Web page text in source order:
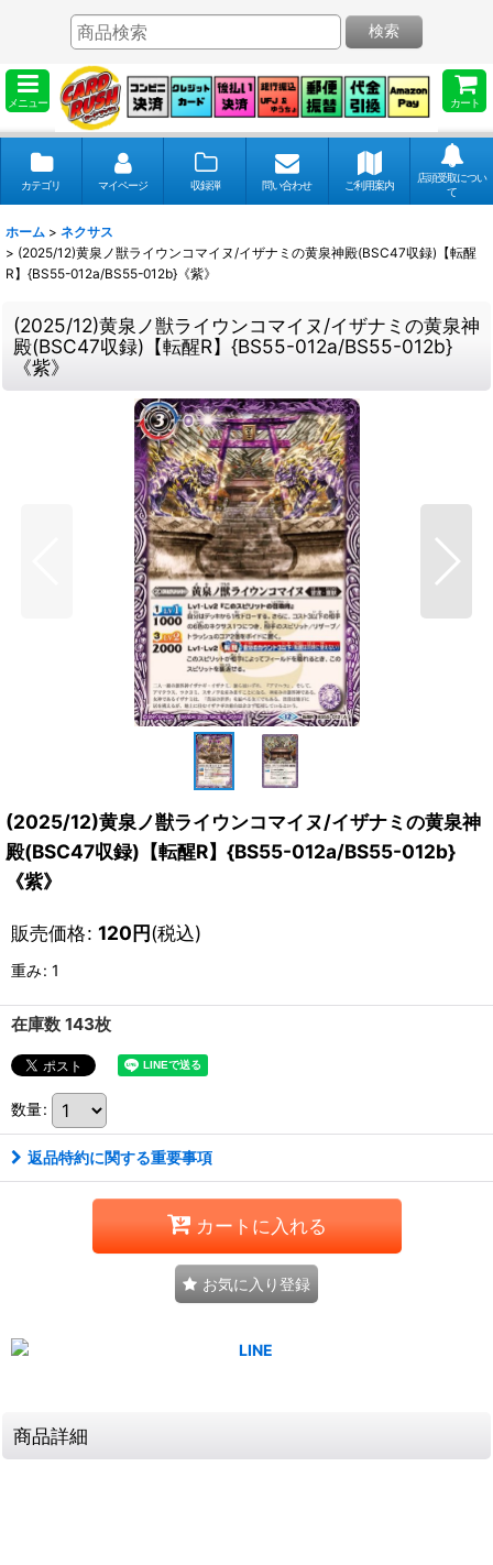
メニュー カート
検索
カテゴリ マイページ 収録弾 問い合わせ ご利用案内
店頭受取につい
て
ホーム > ネクサス
> (2025/12)黄泉ノ獣ライウンコマイヌ/イザナミの黄泉神殿(BSC47収録)【転醒
R】{BS55-012a/BS55-012b}《紫》
(2025/12)黄泉ノ獣ライウンコマイヌ/イザナミの黄泉神
殿(BSC47収録)【転醒R】{BS55-012a/BS55-012b}
《紫》
(2025/12)黄泉ノ獣ライウンコマイヌ/イザナミの黄泉神
殿(BSC47収録)【転醒R】{BS55-012a/BS55-012b}
《紫》
販売価格: 120円(税込)
重み: 1
在庫数 143枚
数量:
返品特約に関する重要事項
カートに入れる
お気に入り登録
商品詳細